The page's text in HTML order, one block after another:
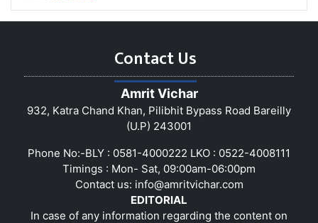
Contact Us
Amrit Vichar
932, Katra Chand Khan, Pilibhit Bypass Road Bareilly
(U.P) 243001
Phone No:-BLY : 0581-4000222 LKO : 0522-4008111
Timings : Mon- Sat, 09:00am-06:00pm
Contact us: info@amritvichar.com
EDITORIAL
In case of any information regarding the content on